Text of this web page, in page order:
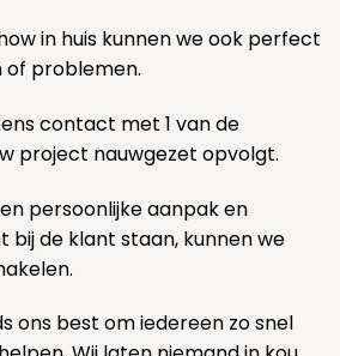
in huis kunnen we ook perfect
of problemen.
contact met 1 van de
project nauwgezet opvolgt.
persoonlijke aanpak en
bij de klant staan, kunnen we
ons best om iedereen zo snel